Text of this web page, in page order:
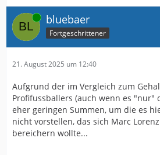
Online bluebaer
Fortgeschrittener
21. August 2025 um 12:40
Aufgrund der im Vergleich zum
Profifussballers (auch wenn es "nur"
eher geringen Summen, um die es
nicht vorstellen, das sich Marc
bereichern wollte...